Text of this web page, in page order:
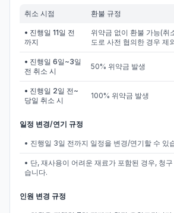
취소 시점 환불 규정
• 진행일 11일 전
까지
위약금 없이 환불 가능(취
도로 사전 협의한 경우 제
• 진행일 6일~3일
전 취소 시
50% 위약금 발생
• 진행일 2일 전~
당일 취소 시
100% 위약금 발생
일정 변경/연기 규정
• 진행일 3일 전까지 일정을 변경/연기할 수 있
• 단, 재사용이 어려운 재료가 포함된 경우, 청
습니다.
인원 변경 규정